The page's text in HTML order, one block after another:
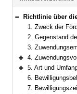
Bereich reduzieren
Richtlinie über die
1. Zweck der
2. Gegenstand
3.
Bereich erweitern
4.
Bereich erweitern
5. Art und
6.
7.